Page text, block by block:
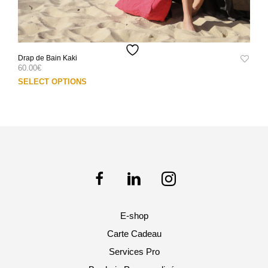
Drap de Bain Kaki
60.00€
SELECT OPTIONS
E-shop
Carte Cadeau
Services Pro